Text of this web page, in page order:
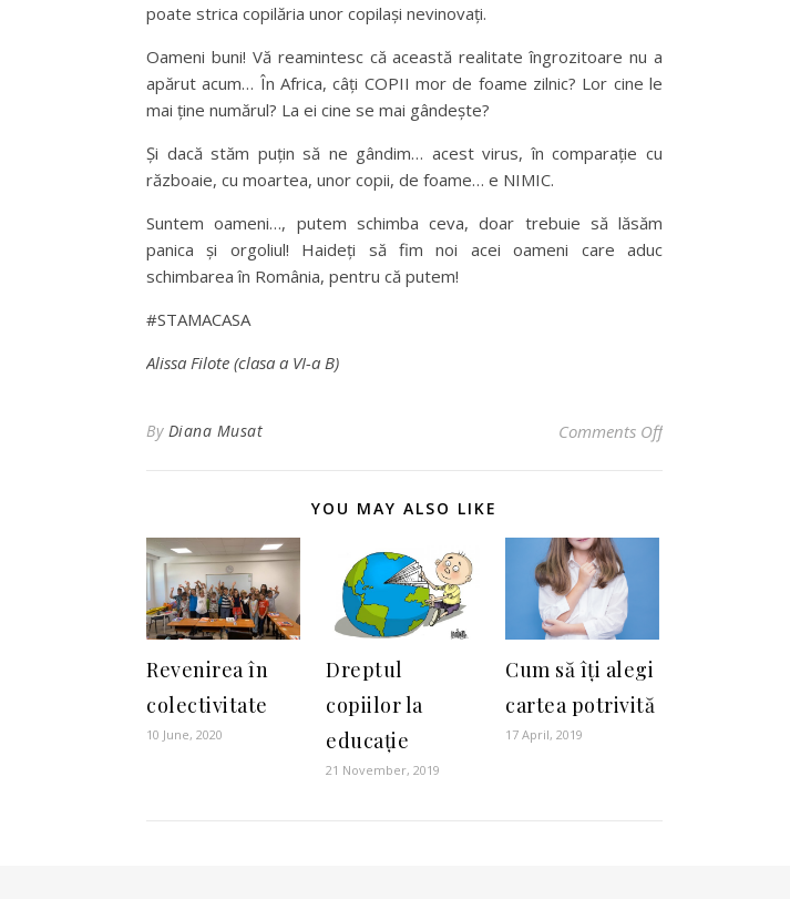
poate strica copilăria unor copilași nevinovați.
Oameni buni! Vă reamintesc că această realitate îngrozitoare nu a
apărut acum… În Africa, câți COPII mor de foame zilnic? Lor cine le
mai ține numărul? La ei cine se mai gândește?
Și dacă stăm puțin să ne gândim… acest virus, în comparație cu
războaie, cu moartea, unor copii, de foame… e NIMIC.
Suntem oameni…, putem schimba ceva, doar trebuie să lăsăm
panica și orgoliul! Haideți să fim noi acei oameni care aduc
schimbarea în România, pentru că putem!
#STAMACASA
Alissa Filote (clasa a VI-a B)
By Diana Musat Comments Offon Suntem oameni
YOU MAY ALSO LIKE
Revenirea în
colectivitate
10 June, 2020
Dreptul
copiilor la
educație
21 November, 2019
Cum să îți alegi
cartea potrivită
17 April, 2019